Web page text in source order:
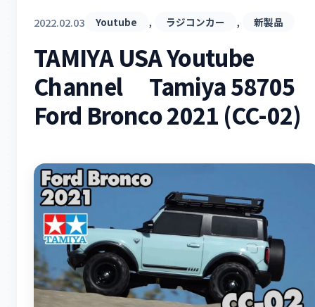
2022.02.03 Youtube , ラジコンカー , 新製品
TAMIYA USA Youtube
Channel Tamiya 58705
Ford Bronco 2021 (CC-02)